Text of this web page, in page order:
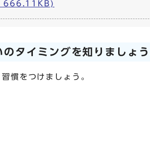
666.11KB)
タイミングを知りましょう
慣をつけましょう。